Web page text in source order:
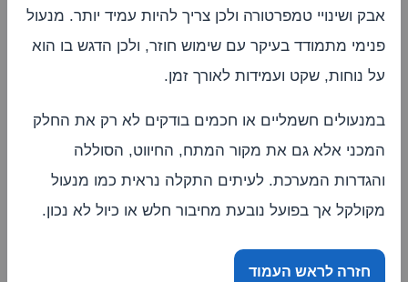
אבק ושינויי טמפרטורה ולכן צריך להיות עמיד יותר. מנעול
פנימי מתמודד בעיקר עם שימוש חוזר, ולכן הדגש בו הוא
על נוחות, שקט ועמידות לאורך זמן.
במנעולים חשמליים או חכמים בודקים לא רק את החלק
המכני אלא גם את מקור המתח, החיווט, הסוללה
והגדרות המערכת. לעיתים התקלה נראית כמו מנעול
מקולקל אך בפועל נובעת מחיבור חלש או כיול לא נכון.
חזרה לראש העמוד